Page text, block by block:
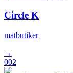
Circle K
matbutiker
→
002